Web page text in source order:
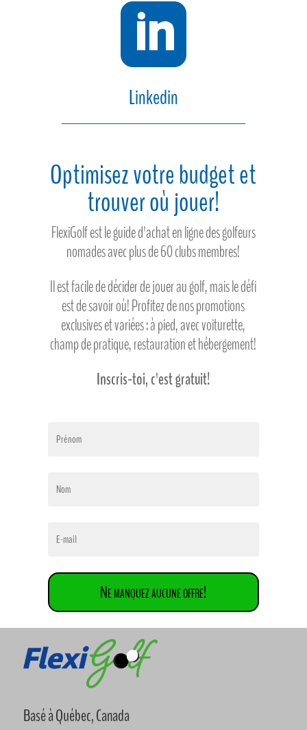

Linkedin
Optimisez votre budget et
trouver où jouer!
FlexiGolf est le guide d'achat en ligne des golfeurs
nomades avec plus de 60 clubs membres!
Il est facile de décider de jouer au golf, mais le défi
est de savoir où! Profitez de nos promotions
exclusives et variées : à pied, avec voiturette,
champ de pratique, restauration et hébergement!
Inscris-toi, c'est gratuit!
Ne manquez aucune offre!
Basé à Québec, Canada